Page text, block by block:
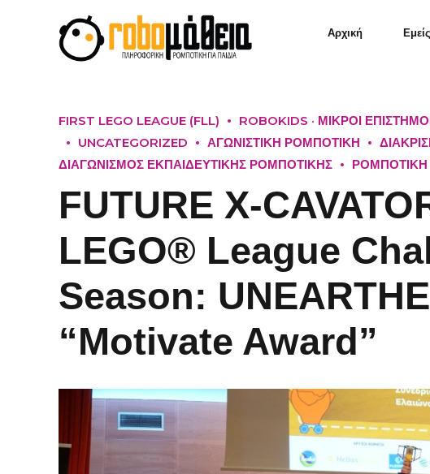
Αρχική Εμείς
FIRST LEGO LEAGUE (FLL) ROBOKIDS · ΜΙΚΡΟΙ
UNCATEGORIZED
ΑΓΩΝΙΣΤΙΚΗ ΡΟΜΠΟΤΙΚΗ
ΔΙΑΓΩΝΙΣΜΟΣ ΕΚΠΑΙΔΕΥΤΙΚΗΣ ΡΟΜΠΟΤΙΚΗΣ
ΡΟΜΠΟΤΙΚΗ
FUTURE X-
LEGO® League
Season:
“Motivate Award”